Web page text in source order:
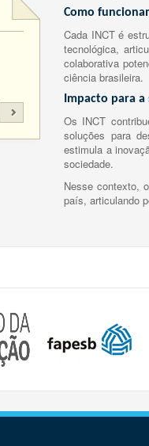
Como
Cada INCT é
tecnológica,
colaborativa
ciência brasileira.
Impacto para a
Os INCT
soluções para
estimula a
sociedade.
Nesse contexto,
país, articulando